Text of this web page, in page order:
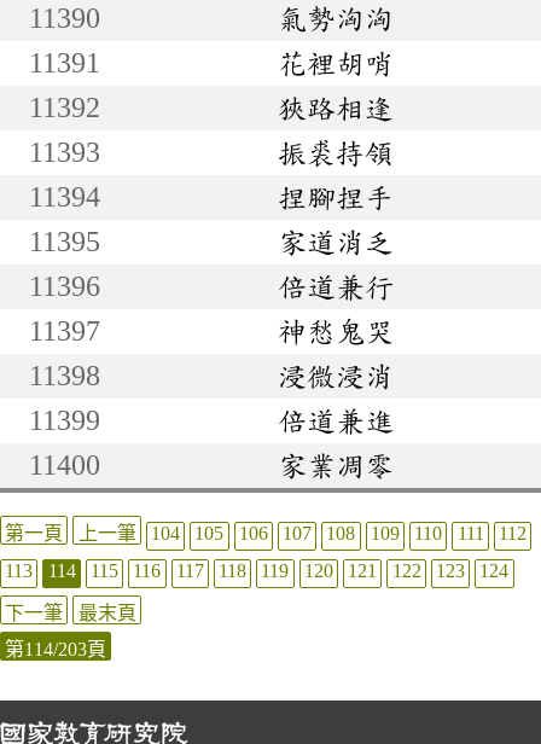
11390
氣勢洶洶
11391
花裡胡哨
11392
狹路相逢
11393
振裘持領
11394
捏腳捏手
11395
家道消乏
11396
倍道兼行
11397
神愁鬼哭
11398
浸微浸消
11399
倍道兼進
11400
家業凋零
第一頁 上一筆 104 105 106 107 108 109 110 111
112
113
114 115 116 117 118 119 120 121 122 123 124
下一筆
最末頁
第114/203頁